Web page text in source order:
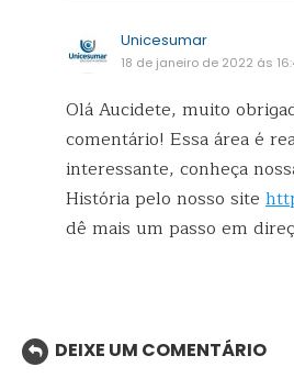
Unicesumar
18 de janeiro de 2022 ás
Olá Aucidete, muito
comentário! Essa área é
interessante, conheça
História pelo nosso site
dê mais um passo em
DEIXE UM COMENTÁRIO